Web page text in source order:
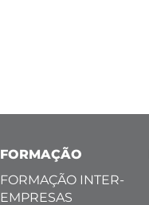
FORMAÇÃO
FORMAÇÃO INTER-
EMPRESAS